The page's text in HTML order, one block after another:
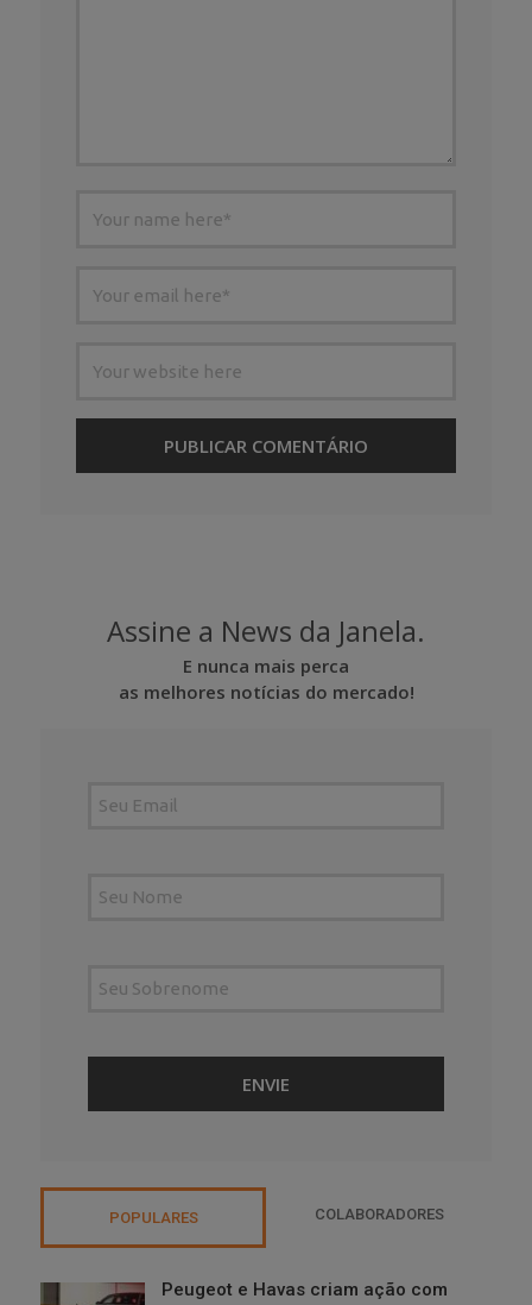
Assine a News da Janela.
E nunca mais perca
as melhores notícias do mercado!
POPULARES COLABORADORES
Peugeot e Havas criam ação com